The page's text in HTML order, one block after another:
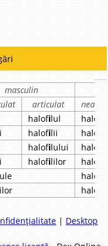
masculin
articulat
halofilul halof
halofilii halof
halofilului halof
halofililor halof
halof
halof
| Desktop